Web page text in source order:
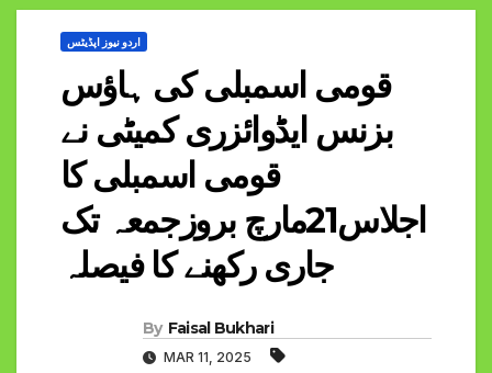
اردو نیوز اپڈیٹس
قومی اسمبلی کی ہاؤس
بزنس ایڈوائزری کمیٹی نے
قومی اسمبلی کا
اجلاس21مارچ بروزجمعہ تک
جاری رکھنے کا فیصلہ
By Faisal Bukhari
MAR 11, 2025